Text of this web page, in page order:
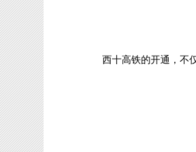
西十高铁的开通，不